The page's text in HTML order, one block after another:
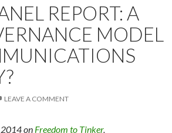
REPORT: A
MODEL
LEAVE A COMMENT
2014 on Freedom to Tinker.